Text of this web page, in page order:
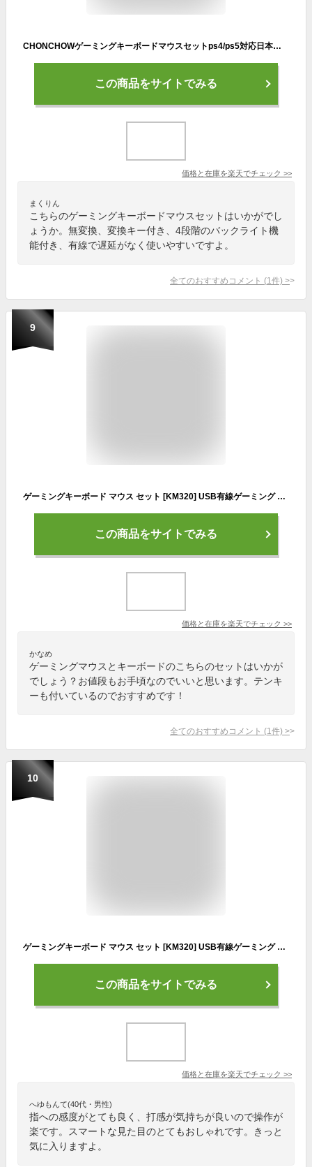
CHONCHOWゲーミングキーボードマウスセットps4/ps5対応日本語配列有線キーボード7色ゲーミングマウス「無変換」/「変換」キー付きテンキーレス光る有線4段階DPI19キー防衝突108キーPC/Windows/Mac
この商品をサイトでみる
価格と在庫を楽天でチェック >>
まくりん
こちらのゲーミングキーボードマウスセットはいかがでし
ょうか。無変換、変換キー付き、4段階のバックライト機
能付き、有線で遅延がなく使いやすいですよ。
全てのおすすめコメント (1 件) >
9
ゲーミングキーボード マウス セット [KM320] USB有線ゲーミング キーボード ゲーミングマウス 英語配列 テンキー付き 光学式マウス 【送料無料】
この商品をサイトでみる
価格と在庫を楽天でチェック >>
かなめ
ゲーミングマウスとキーボードのこちらのセットはいかが
でしょう？お値段もお手頃なのでいいと思います。テンキ
ーも付いているのでおすすめです！
全てのおすすめコメント (1 件) >
10
ゲーミングキーボード マウス セット [KM320] USB有線ゲーミング キーボード ゲーミングマウス 英語配列 テンキー付き 光学式マウス 【送料無料】
この商品をサイトでみる
価格と在庫を楽天でチェック >>
へゆもんて(40代・男性)
指への感度がとても良く、打感が気持ちが良いので操作が
楽です。スマートな見た目のとてもおしゃれです。きっと
気に入りますよ。